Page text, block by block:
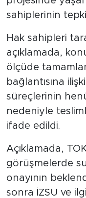
sahiplerinin
Hak sahipleri
açıklamada,
ölçüde
bağlantısına
süreçlerinin
nedeniyle
ifade edildi.
Açıklamada,
görüşmelerde
onayının
sonra İZSU ve